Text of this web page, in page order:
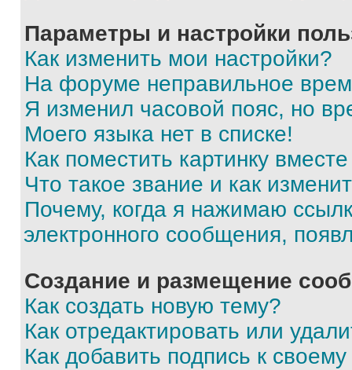
Параметры и настройки
Как изменить мои настройки?
На форуме неправильное
Я изменил часовой пояс, но
Моего языка нет в списке!
Как поместить картинку
Что такое звание и как
Почему, когда я нажимаю
электронного сообщения,
Создание и размещение
Как создать новую тему?
Как отредактировать или
Как добавить подпись к